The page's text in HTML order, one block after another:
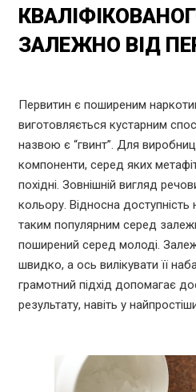
ЗАЛЕЖНО ВІД
Первитин є поширеним
виготовляється кустарним
назвою є “гвинт”. Для
компоненти, серед яких
похідні. Зовнішній вигляд
кольору. Відносна
таким популярним серед
поширений серед молоді.
швидко, а ось вилікувати її
грамотний підхід допомагає
результату, навіть у